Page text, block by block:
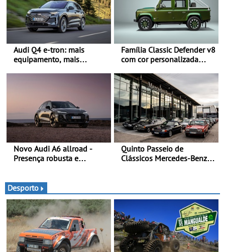
Audi Q4 e-tron: mais
equipamento, mais
mais rápido
Família Classic Defender v8
com cor personalizada
Double Cab
Novo Audi A6 allroad -
Presença robusta e
combinada com elementos
de design específicos da
versão allroad
Quinto Passeio de
Clássicos Mercedes-Benz
Desporto